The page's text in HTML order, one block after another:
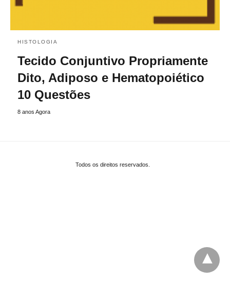
HISTOLOGIA
Tecido Conjuntivo Propriamente
Dito, Adiposo e Hematopoiético
10 Questões
8 anos Agora
Todos os direitos reservados.